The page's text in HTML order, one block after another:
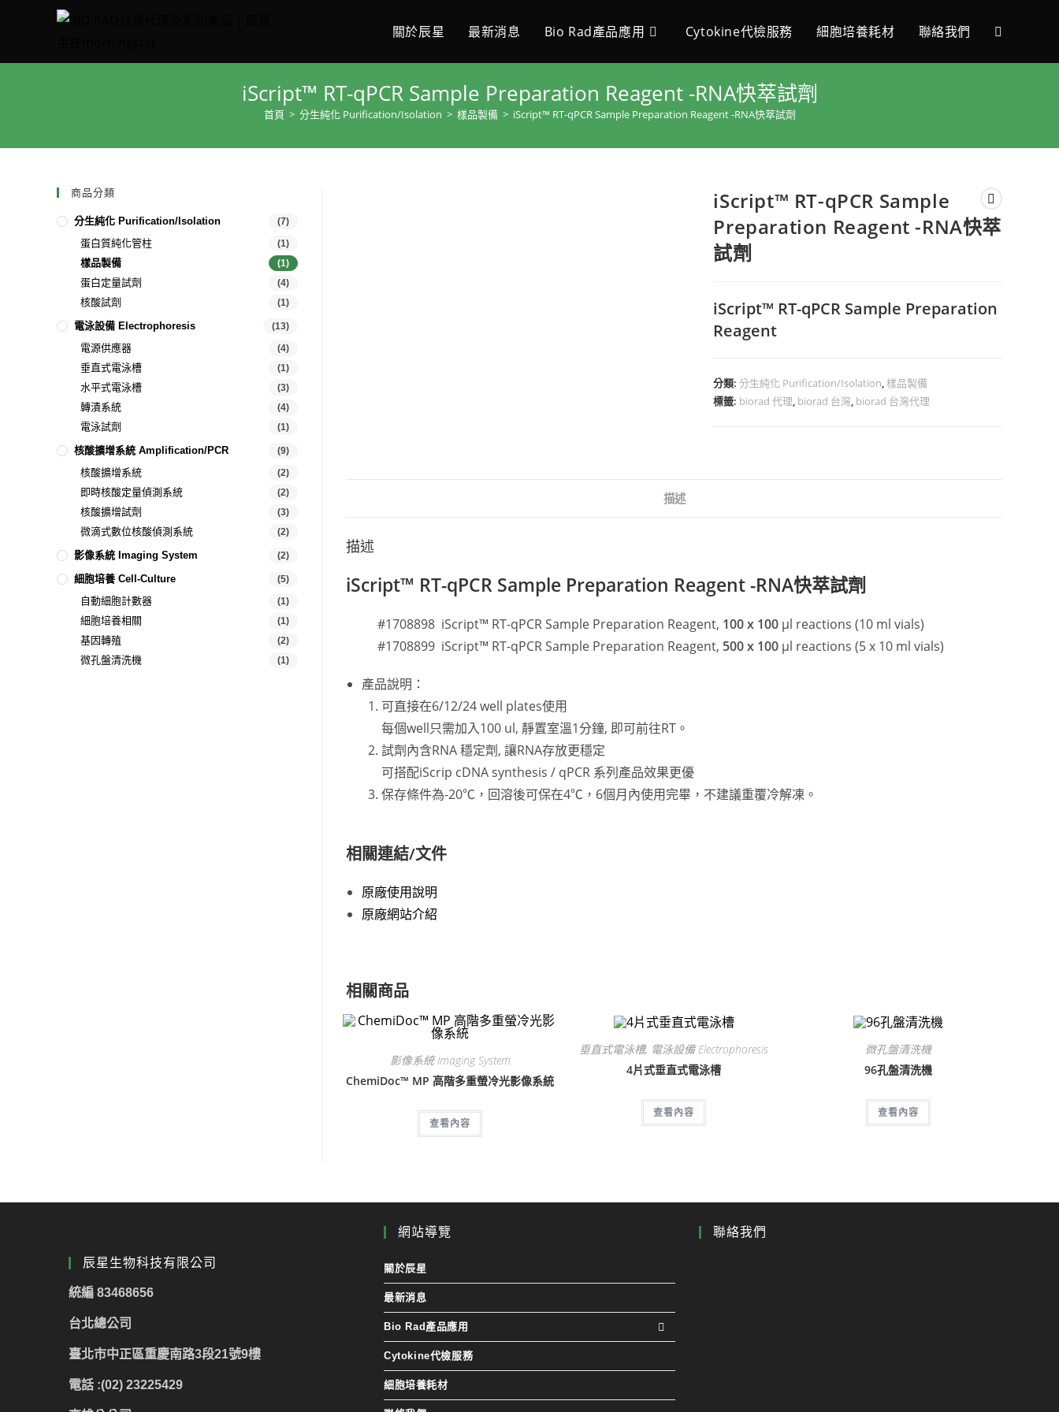
關於辰星 最新消息 Bio Rad產品應用 Cytokine代檢服務 細胞培養耗材 聯絡我們
iScript™ RT-qPCR Sample Preparation Reagent -RNA快萃試劑
首頁 > 分生純化 Purification/Isolation > 樣品製備 > iScript™ RT-qPCR Sample Preparation Reagent -RNA快萃試劑
iScript™ RT-qPCR Sample
Preparation Reagent -RNA快萃
試劑
iScript™ RT-qPCR Sample Preparation
Reagent
分類: 分生純化 Purification/Isolation,樣品製備
標籤: biorad 代理, biorad 台灣, biorad 台灣代理
描述
描述
iScript™ RT-qPCR Sample Preparation Reagent -RNA快萃試劑
#1708898 iScript™ RT-qPCR Sample Preparation Reagent, 100 x 100 μl reactions (10 ml vials)
#1708899 iScript™ RT-qPCR Sample Preparation Reagent, 500 x 100 μl reactions (5 x 10 ml vials)
產品說明：
可直接在6/12/24 well plates使用
每個well只需加入100 ul, 靜置室溫1分鐘, 即可前往RT。
試劑內含RNA 穩定劑, 讓RNA存放更穩定
可搭配iScrip cDNA synthesis / qPCR 系列產品效果更優
保存條件為-20℃，回溶後可保在4℃，6個月內使用完畢，不建議重覆冷解凍。
相關連結/文件
原廠使用說明
原廠網站介紹
相關商品
影像系統 Imaging System
ChemiDoc™ MP 高階多重螢冷光影像系統
查看內容
垂直式電泳槽, 電泳設備 Electrophoresis
4片式垂直式電泳槽
查看內容
微孔盤清洗機
96孔盤清洗機
查看內容
商品分類
分生純化 Purification/Isolation (7)
蛋白質純化管柱 (1)
樣品製備 (1)
蛋白定量試劑 (4)
核酸試劑 (1)
電泳設備 Electrophoresis (13)
電源供應器 (4)
垂直式電泳槽 (1)
水平式電泳槽 (3)
轉漬系統 (4)
電泳試劑 (1)
核酸擴增系統 Amplification/PCR (9)
核酸擴增系統 (2)
即時核酸定量偵測系統 (2)
核酸擴增試劑 (3)
微滴式數位核酸偵測系統 (2)
影像系統 Imaging System (2)
細胞培養 Cell-Culture (5)
自動細胞計數器 (1)
細胞培養相關 (1)
基因轉殖 (2)
微孔盤清洗機 (1)
辰星生物科技有限公司
統編 83468656
台北總公司
臺北市中正區重慶南路3段21號9樓
電話 :(02) 23225429
網站導覽
關於辰星
最新消息
Bio Rad產品應用
Cytokine代檢服務
細胞培養耗材
聯絡我們